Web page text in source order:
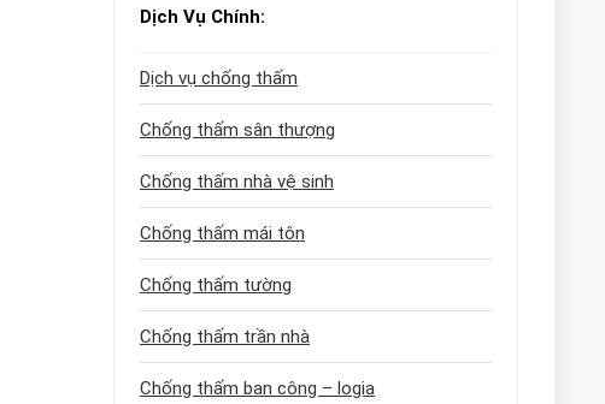
Dịch Vụ Chính:
Dịch vụ chống thấm
Chống thấm sân thượng
Chống thấm nhà vệ sinh
Chống thấm mái tôn
Chống thấm tường
Chống thấm trần nhà
Chống thấm ban công – logia